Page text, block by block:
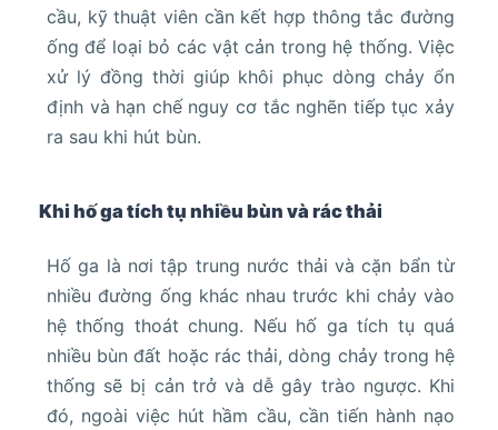
cầu, kỹ thuật viên cần kết hợp thông tắc đường
ống để loại bỏ các vật cản trong hệ thống. Việc
xử lý đồng thời giúp khôi phục dòng chảy ổn
định và hạn chế nguy cơ tắc nghẽn tiếp tục xảy
ra sau khi hút bùn.
Khi hố ga tích tụ nhiều bùn và rác thải
Hố ga là nơi tập trung nước thải và cặn bẩn từ
nhiều đường ống khác nhau trước khi chảy vào
hệ thống thoát chung. Nếu hố ga tích tụ quá
nhiều bùn đất hoặc rác thải, dòng chảy trong hệ
thống sẽ bị cản trở và dễ gây trào ngược. Khi
đó, ngoài việc hút hầm cầu, cần tiến hành nạo